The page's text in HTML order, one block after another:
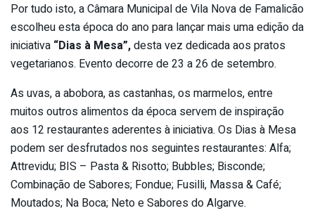
Por tudo isto, a Câmara Municipal de Vila Nova de Famalicão
escolheu esta época do ano para lançar mais uma edição da
iniciativa “Dias à Mesa”,desta vez dedicada aos pratos
vegetarianos. Evento decorre de 23 a 26 de setembro.
As uvas, a abobora, as castanhas, os marmelos, entre
muitos outros alimentos da época servem de inspiração
aos 12 restaurantes aderentes à iniciativa. Os Dias à Mesa
podem ser desfrutados nos seguintes restaurantes: Alfa;
Attrevidu; BIS – Pasta & Risotto; Bubbles; Bisconde;
Combinação de Sabores; Fondue; Fusilli, Massa & Café;
Moutados; Na Boca; Neto e Sabores do Algarve.